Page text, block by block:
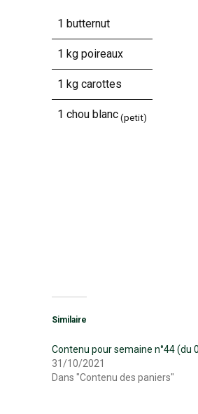
1 butternut
1 kg poireaux
1 kg carottes
1 chou blanc (petit)
Similaire
Contenu pour semaine n°44
31/10/2021
Dans "Contenu des paniers"